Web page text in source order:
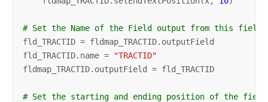
# Set the Name of the Field output from this field
fld_TRACTID = fldmap_TRACTID.outputField
fld_TRACTID.name =
"TRACTID"
fldmap_TRACTID.outputField = fld_TRACTID
# Set the starting and ending position of the